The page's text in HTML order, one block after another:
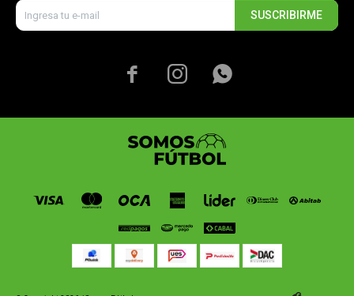
SUSCRIBIRME
  